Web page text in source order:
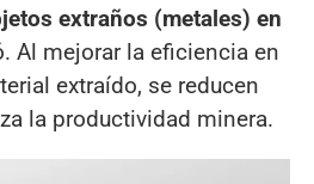
extraños (metales) en
Al mejorar la eficiencia en
extraído, se reducen
la productividad minera.